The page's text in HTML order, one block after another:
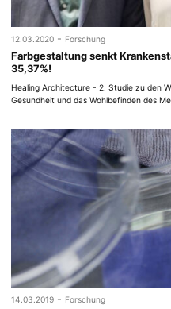
12.03.2020 - Forschung
Farbgestaltung senkt
35,37%!
Healing Architecture - 2. Studie zu den
Gesundheit und das Wohlbefinden des
14.03.2019 - Forschung